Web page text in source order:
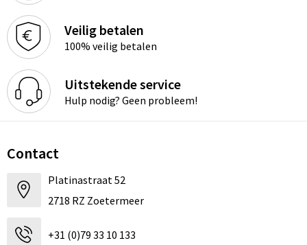
Veilig betalen
100% veilig betalen
Uitstekende service
Hulp nodig? Geen probleem!
Contact
Platinastraat 52
2718 RZ Zoetermeer
+31 (0)79 33 10 133